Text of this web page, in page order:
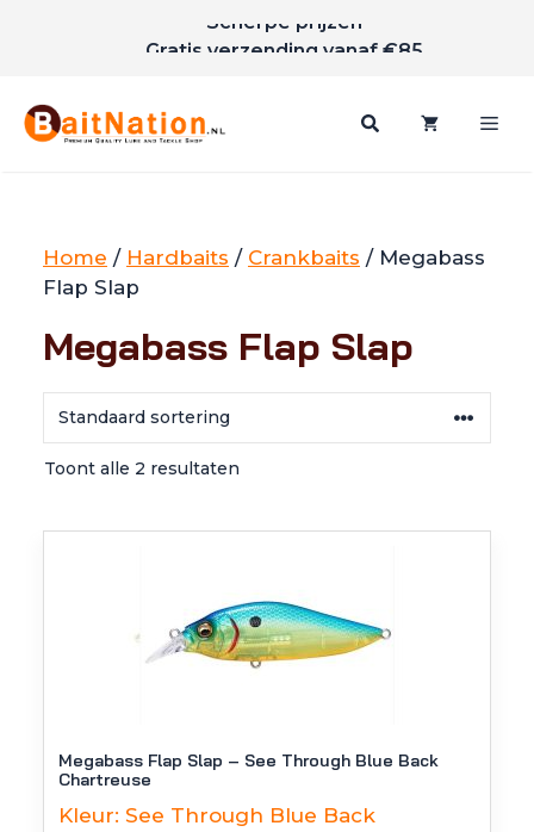
inhoud
Gratis verzending vanaf €85
Home / Hardbaits / Crankbaits / Megabass
Flap Slap
Megabass Flap Slap
Toont alle 2 resultaten
Megabass Flap Slap – See Through Blue Back
Chartreuse
Kleur: See Through Blue Back